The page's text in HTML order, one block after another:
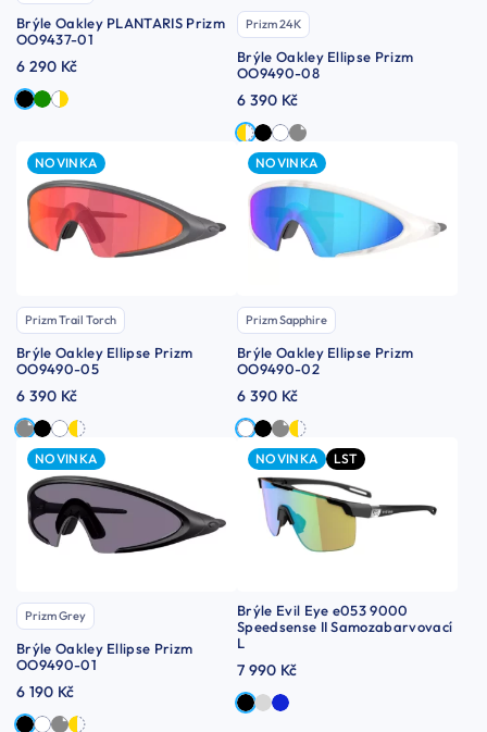
Brýle Oakley PLANTARIS Prizm
OO9437-01
6 290 Kč
Prizm 24K
Brýle Oakley Ellipse Prizm
OO9490-08
6 390 Kč
NOVINKA
Prizm Trail Torch
Brýle Oakley Ellipse Prizm
OO9490-05
6 390 Kč
NOVINKA
Prizm Sapphire
Brýle Oakley Ellipse Prizm
OO9490-02
6 390 Kč
NOVINKA
Prizm Grey
Brýle Oakley Ellipse Prizm
OO9490-01
6 190 Kč
NOVINKA LST
Brýle Evil Eye e053 9000
Speedsense II Samozabarvovací
L
7 990 Kč